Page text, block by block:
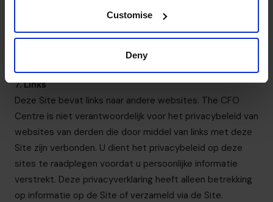
Customise
Deny
van wettelijke of reglementaire eisen.
The CFO Centrevoert geen marketing activiteiten uit
voor derden, noch verstrekt het informatie aan derden
voor haar eigen marketing doeleinden.
7. Links
Deze Site bevat links naar andere websites. The CFO
Centre is niet verantwoordelijk voor het privacybeleid van
websites van derden die door middel van links met deze
Site zijn verbonden. U dient het privacybeleid op deze
sites te raadplegen voordat u persoonlijke informatie
verstrekt. Deze privacyverklaring heeft alleen betrekking
op informatie op de Site of verzameld via de Site.